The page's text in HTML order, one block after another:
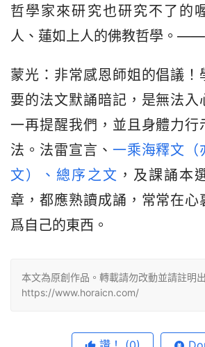
哲學家來研究也研究不了的
人、蓮如上人的佛教哲學。
蒙光：非常感恩師姐的倡議！
要的法文默誦暗記，是無法入
一再提醒我們，並且身體力行
法。法雷宣言、 一乘海釋文（
文）、總序之文 ，及課誦本
章，都應熟讀成誦，常常在心
爲自己的東西。
本文為原創作品。轉載請勿改動並請註明出
https://www.horaicn.com/